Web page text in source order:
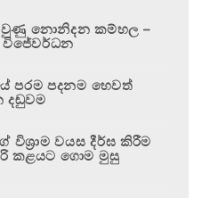
නොනිදන කම්හල –
පරම පදනම හෙවත්
දඬුවම
වයස දීර්ඝ කිරීම
කළයට ගොම මුසු